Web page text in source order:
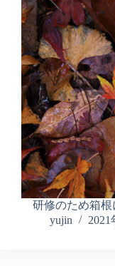
研修のため箱
yujin
2021